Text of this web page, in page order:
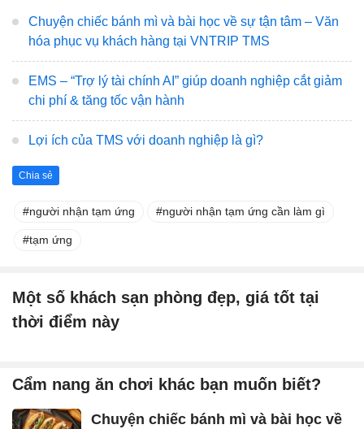
Chuyện chiếc bánh mì và bài học về sự tận tâm – Văn
hóa phục vụ khách hàng tại VNTRIP TMS
EMS – “Trợ lý tài chính AI” giúp doanh nghiệp cắt giảm
chi phí & tăng tốc vận hành
Lợi ích của TMS với doanh nghiệp là gì?
Chia sẻ
người nhận tạm ứng người nhận tạm ứng cần làm gì
tạm ứng
Một số khách sạn phòng đẹp, giá tốt tại
thời điểm này
Cẩm nang ăn chơi khác bạn muốn biết?
Chuyện chiếc bánh mì và bài học về